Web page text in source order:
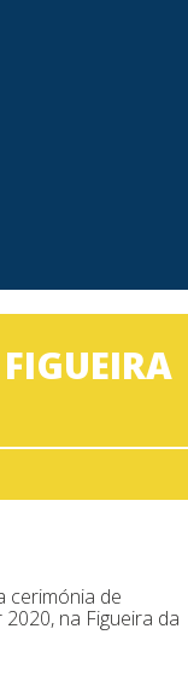
cerimónia de
na Figueira da